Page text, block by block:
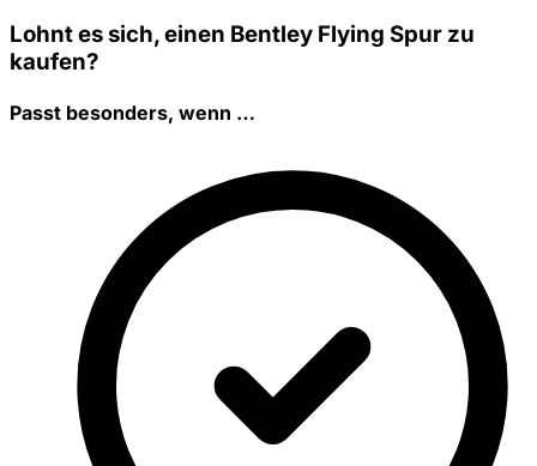
Lohnt es sich, einen Bentley Flying Spur zu
kaufen?
Passt besonders, wenn …